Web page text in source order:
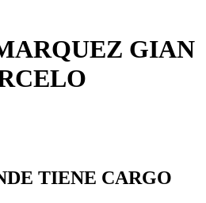
GIAN
TIENE CARGO